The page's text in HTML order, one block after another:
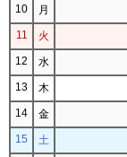
10
月
11
火
12
水
13
木
14
金
15
土